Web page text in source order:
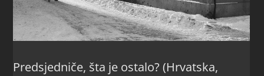
Predsjedniče, šta je ostalo? (Hrvatska,